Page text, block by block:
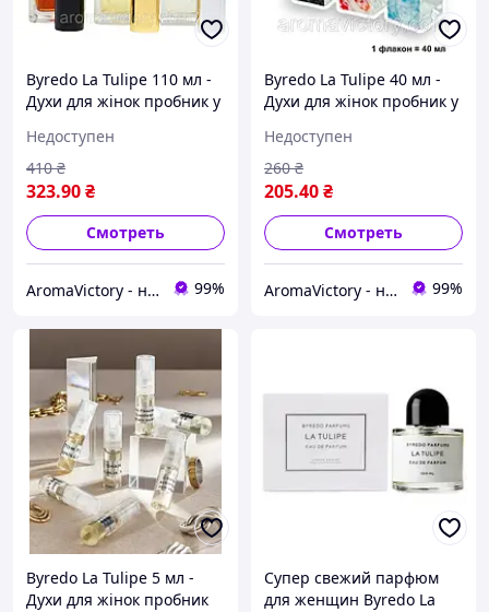
Byredo La Tulipe 110 мл -
Духи для жінок пробник у
Байредо Ла Туліп) Дуже
стійка парфумерія 110.1
Недоступен
323.90₴
410 ₴
Смотреть
AromaVictory - найкраща парфумерія в Україні 99%
Byredo La Tulipe 40 мл -
Духи для жінок пробник у
Байредо Ла Туліп) Дуже
стійка парфумерія 40
Недоступен
205.40₴
260 ₴
Смотреть
AromaVictory - найкраща парфумерія в Україні 99%
Byredo La Tulipe 5 мл -
Духи для жінок пробник
Супер свежий парфюм
для женщин Byredo La